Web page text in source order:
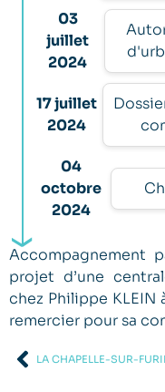
03
juillet
2024
17 juillet
2024
04
octobre
2024
Accompagnement
projet d’une
chez Philippe KLEIN
remercier pour sa